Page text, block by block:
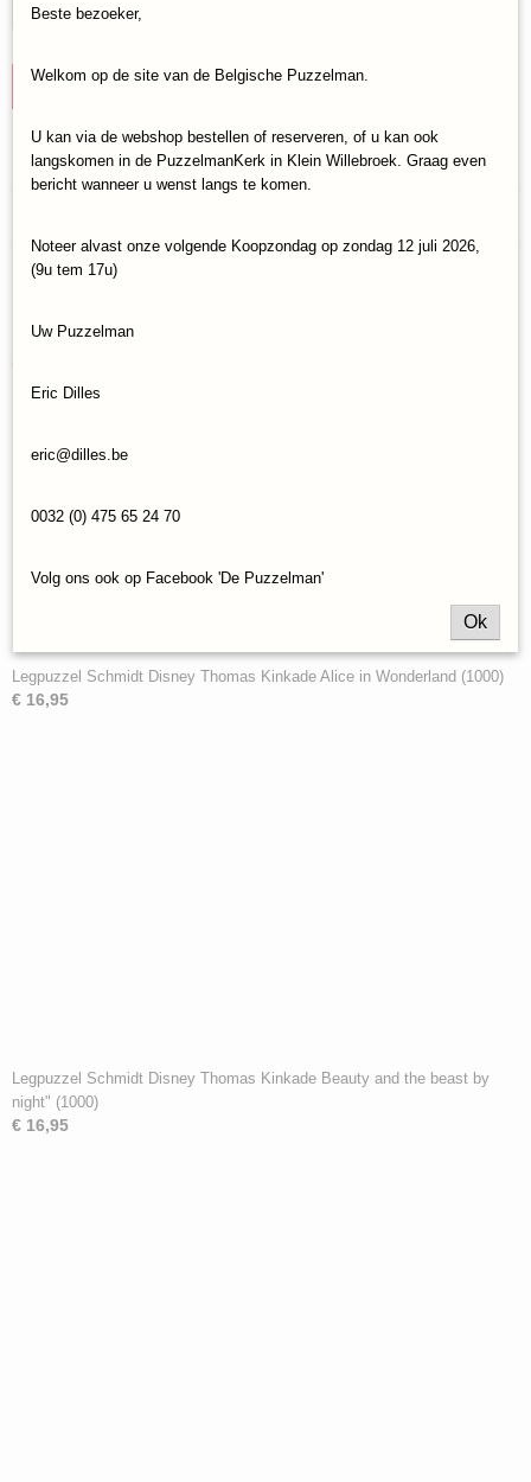
IN WINKELWAGEN
Specificaties
EAN code
4001504575953
Legpuzzel Schmidt Disney Thomas Kinkade Alice in Wonderland (1000)
€ 16,95
Legpuzzel Schmidt Disney Thomas Kinkade Beauty and the beast by
night" (1000)
€ 16,95
Beste bezoeker,
Welkom op de site van de Belgische Puzzelman.
U kan via de webshop bestellen of reserveren, of u kan ook
langskomen in de PuzzelmanKerk in Klein Willebroek. Graag even
bericht wanneer u wenst langs te komen.
Noteer alvast onze volgende Koopzondag op zondag 12 juli 2026,
(9u tem 17u)
Uw Puzzelman
Eric Dilles
eric@dilles.be
0032 (0) 475 65 24 70
Volg ons ook op Facebook 'De Puzzelman'
Ok